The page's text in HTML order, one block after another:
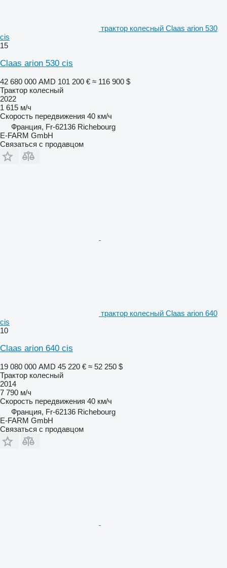
трактор колесный Claas arion 530
cis
15
Claas arion 530 cis
42 680 000 AMD 101 200 € ≈ 116 900 $
Трактор колесный
2022
1 615 м/ч
Скорость передвижения 40 км/ч
Франция, Fr-62136 Richebourg
E-FARM GmbH
Связаться с продавцом
трактор колесный Claas arion 640
cis
10
Claas arion 640 cis
19 080 000 AMD 45 220 € ≈ 52 250 $
Трактор колесный
2014
7 790 м/ч
Скорость передвижения 40 км/ч
Франция, Fr-62136 Richebourg
E-FARM GmbH
Связаться с продавцом